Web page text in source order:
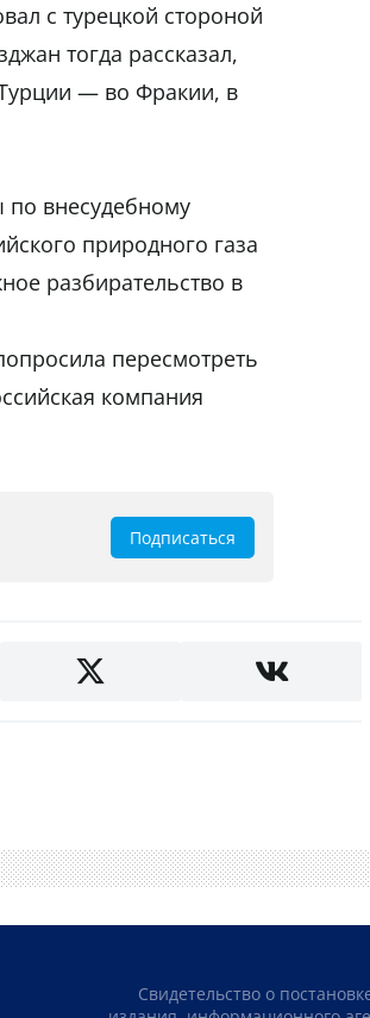
с турецкой стороной
тогда рассказал,
— во Фракии, в
по внесудебному
природного газа
разбирательство в
пересмотреть
компания
Подписаться
Свидетельство о